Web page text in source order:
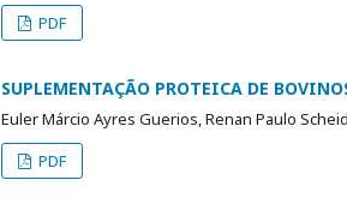
PDF
SUPLEMENTAÇÃO PROTEICA DE
Euler Márcio Ayres Guerios, Renan Paulo Scheid
PDF